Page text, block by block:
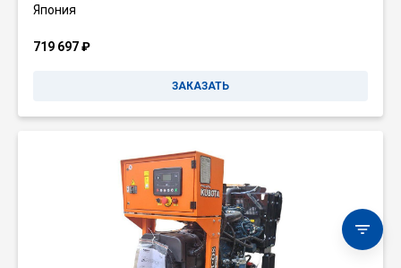
Япония
719 697₽
ЗАКАЗАТЬ